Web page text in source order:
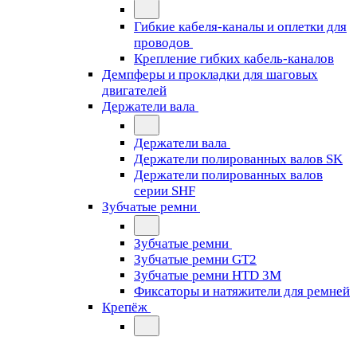
Гибкие кабеля-каналы и оплетки для
проводов
Крепление гибких кабель-каналов
Демпферы и прокладки для шаговых
двигателей
Держатели вала
Держатели вала
Держатели полированных валов SK
Держатели полированных валов
серии SHF
Зубчатые ремни
Зубчатые ремни
Зубчатые ремни GT2
Зубчатые ремни HTD 3M
Фиксаторы и натяжители для ремней
Крепёж